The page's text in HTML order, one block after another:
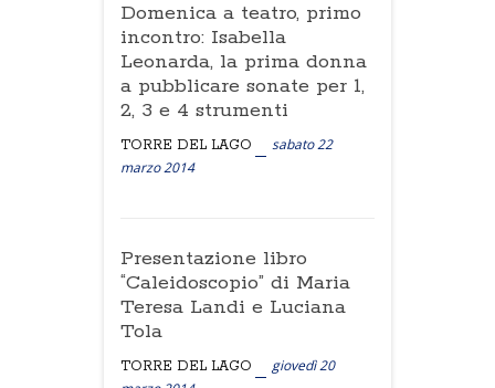
Domenica a teatro, primo
incontro: Isabella
Leonarda, la prima donna
a pubblicare sonate per 1,
2, 3 e 4 strumenti
TORRE DEL LAGO
sabato 22
marzo 2014
Presentazione libro
“Caleidoscopio” di Maria
Teresa Landi e Luciana
Tola
TORRE DEL LAGO
giovedì 20